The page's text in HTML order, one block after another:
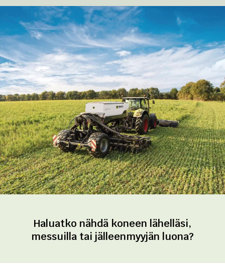
Haluatko nähdä koneen lähelläsi,
messuilla tai jälleenmyyjän luona?